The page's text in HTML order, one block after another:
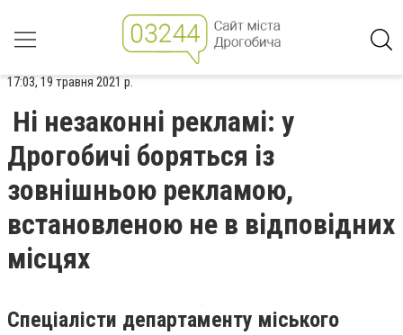
17:03, 19 травня 2021 р.
Ні незаконні рекламі: у
Дрогобичі боряться із
зовнішньою рекламою,
встановленою не в відповідних
місцях
Спеціалісти департаменту міського